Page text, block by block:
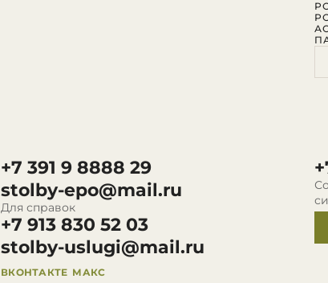
+7 391 9 8888 29
stolby-epo@mail.ru
Для справок
+7 913 830 52 03
stolby-uslugi@mail.ru
ВКОНТАКТЕ МАКС